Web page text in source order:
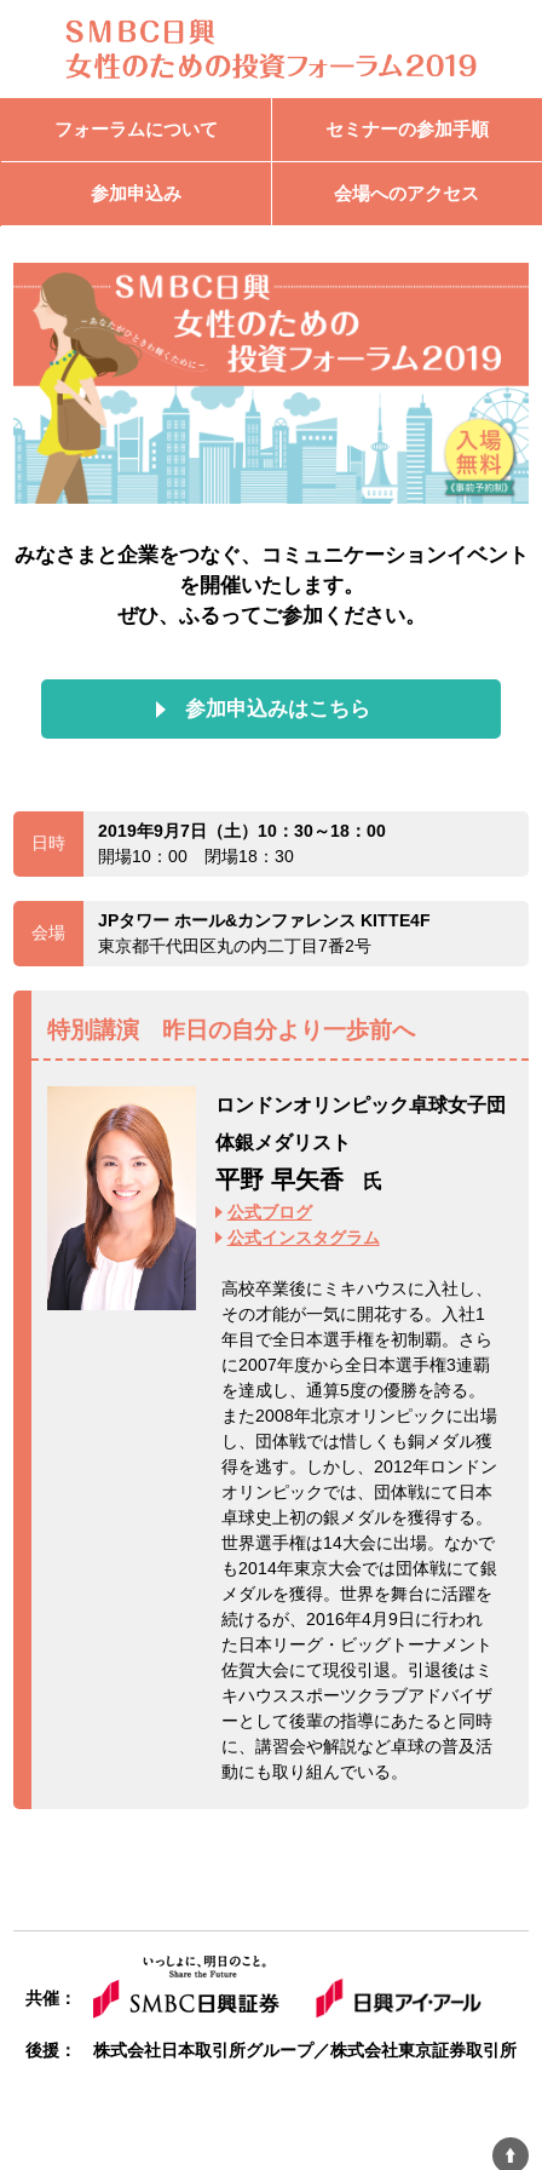
フォーラムについて セミナーの参加手順
参加申込み 会場へのアクセス
みなさまと企業をつなぐ、コミュニケーションイベント
を開催いたします。
ぜひ、ふるってご参加ください。
参加申込みはこちら
日時
2019年9月7日（土）10：30～18：00
開場10：00 閉場18：30
会場
JPタワー ホール&カンファレンス KITTE4F
東京都千代田区丸の内二丁目7番2号
特別講演 昨日の自分より一歩前へ
ロンドンオリンピック卓球女子団
体銀メダリスト
平野 早矢香氏
公式ブログ
公式インスタグラム
高校卒業後にミキハウスに入社し、
その才能が一気に開花する。入社1
年目で全日本選手権を初制覇。さら
に2007年度から全日本選手権3連覇
を達成し、通算5度の優勝を誇る。
また2008年北京オリンピックに出場
し、団体戦では惜しくも銅メダル獲
得を逃す。しかし、2012年ロンドン
オリンピックでは、団体戦にて日本
卓球史上初の銀メダルを獲得する。
世界選手権は14大会に出場。なかで
も2014年東京大会では団体戦にて銀
メダルを獲得。世界を舞台に活躍を
続けるが、2016年4月9日に行われ
た日本リーグ・ビッグトーナメント
佐賀大会にて現役引退。引退後はミ
キハウススポーツクラブアドバイザ
ーとして後輩の指導にあたると同時
に、講習会や解説など卓球の普及活
動にも取り組んでいる。
共催：
後援： 株式会社日本取引所グループ／株式会社東京証券取引所